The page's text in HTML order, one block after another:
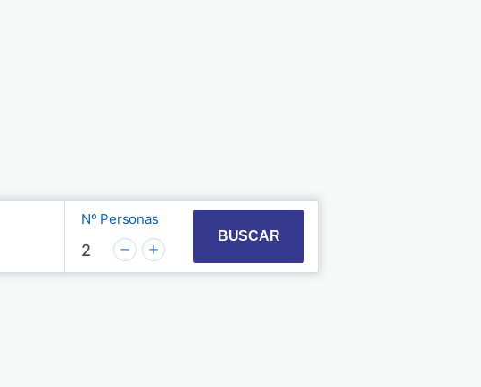
to interact with the calendar and select a date. Press the
arrow key to interact with the calendar and select a date.
Nº Personas
2
BUSCAR